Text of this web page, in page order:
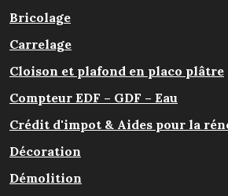
Bricolage
Carrelage
Cloison et plafond en placo plâtre
Compteur EDF – GDF – Eau
Crédit d'impot & Aides pour la
Décoration
Démolition